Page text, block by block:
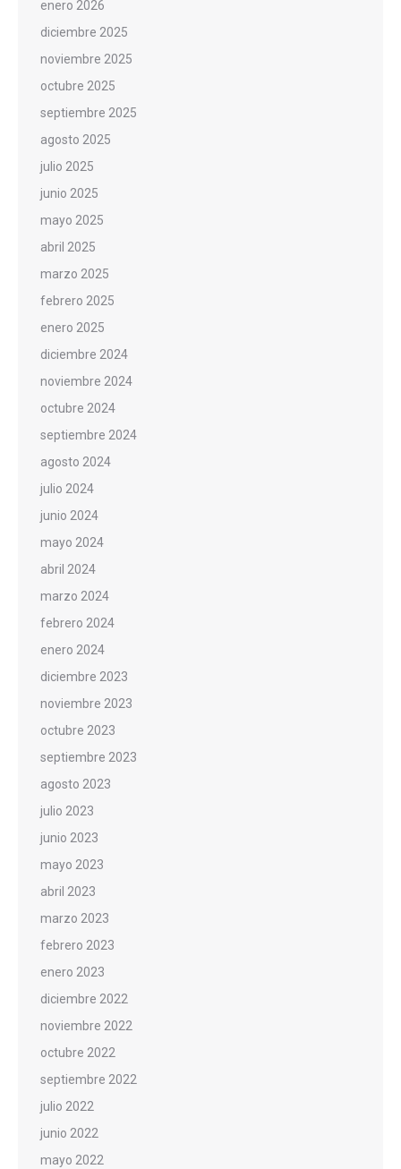
enero 2026
diciembre 2025
noviembre 2025
octubre 2025
septiembre 2025
agosto 2025
julio 2025
junio 2025
mayo 2025
abril 2025
marzo 2025
febrero 2025
enero 2025
diciembre 2024
noviembre 2024
octubre 2024
septiembre 2024
agosto 2024
julio 2024
junio 2024
mayo 2024
abril 2024
marzo 2024
febrero 2024
enero 2024
diciembre 2023
noviembre 2023
octubre 2023
septiembre 2023
agosto 2023
julio 2023
junio 2023
mayo 2023
abril 2023
marzo 2023
febrero 2023
enero 2023
diciembre 2022
noviembre 2022
octubre 2022
septiembre 2022
julio 2022
junio 2022
mayo 2022